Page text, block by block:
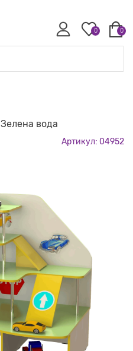
0 0
вода
Артикул: 04952